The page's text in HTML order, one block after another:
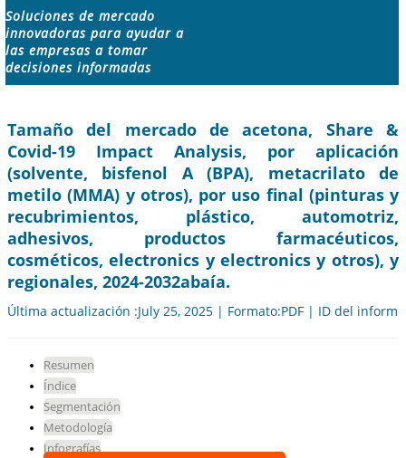
Soluciones de mercado
innovadoras para ayudar a
las empresas a tomar
decisiones informadas
Tamaño del mercado de acetona, Share &
Covid-19 Impact Analysis, por aplicación
(solvente, bisfenol A (BPA), metacrilato de
metilo (MMA) y otros), por uso final (pinturas y
recubrimientos, plástico, automotriz,
adhesivos, productos farmacéuticos,
cosméticos, electronics y electronics y otros), y
regionales, 2024-2032abaía.
Última actualización :July 25, 2025 | Formato:PDF | ID del
Resumen
Índice
Segmentación
Metodología
Infografías